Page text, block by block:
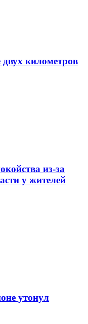
километров
из-за
у жителей
утонул